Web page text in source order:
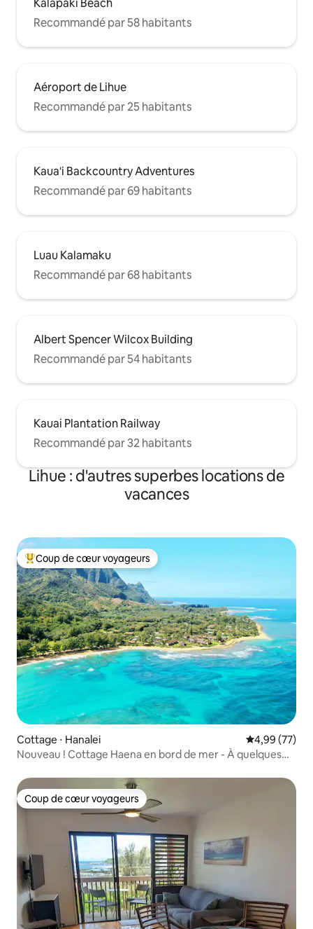
Kalapakī Beach
Recommandé par 58 habitants
Aéroport de Lihue
Recommandé par 25 habitants
Kaua'i Backcountry Adventures
Recommandé par 69 habitants
Luau Kalamaku
Recommandé par 68 habitants
Albert Spencer Wilcox Building
Recommandé par 54 habitants
Kauai Plantation Railway
Recommandé par 32 habitants
Lihue : d'autres superbes locations de
vacances
Coups de cœur voyageurs les plus appréciés
Coup de cœur voyageurs
Cottage ⋅ Hanalei Évaluation
4,99 (77)
Nouveau ! Cottage Haena en bord de mer - À quelques
Coup de cœur voyageurs
Coup de cœur voyageurs